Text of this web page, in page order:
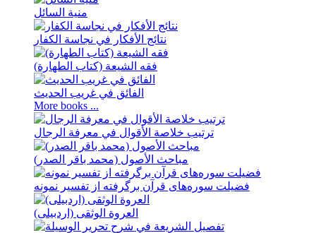
منیة السائل
نتائج الأفکار في نجاسة الکفار
فقه الشیعة (کتاب الطهارة)
الفائق في غريب الحديث
More books ...
ترتيب خلاصة الأقوال في معرفة الرجال
مباحث الأصول (محمد باقر الصدر)
فضيلت سوره‌های قرآن برگرفته از تفسير نمونه
العروة الوثقی (اردبيلی)